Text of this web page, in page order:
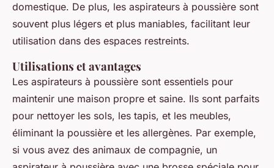
domestique. De plus, les aspirateurs à poussière sont
souvent plus légers et plus maniables, facilitant leur
utilisation dans des espaces restreints.
Utilisations et avantages
Les aspirateurs à poussière sont essentiels pour
maintenir une maison propre et saine. Ils sont parfaits
pour nettoyer les sols, les tapis, et les meubles,
éliminant la poussière et les allergènes. Par exemple,
si vous avez des animaux de compagnie, un